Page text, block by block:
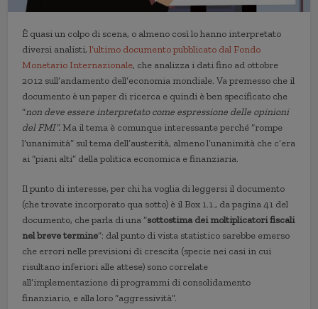
È quasi un colpo di scena, o almeno così lo hanno interpretato
diversi analisti,l’ultimo documento pubblicato dal Fondo
Monetario Internazionale, che analizza i dati fino ad ottobre
2012 sull’andamento dell’economia mondiale. Va premesso che il
documento è un paper di ricerca e quindi è ben specificato che
“non deve essere interpretato come espressione delle opinioni
del FMI”. Ma il tema è comunque interessante perché “rompe
l’unanimità” sul tema dell’austerità, almeno l’unanimità che c’era
ai “piani alti” della politica economica e finanziaria.
Il punto di interesse, per chi ha voglia di leggersi il documento
(che trovate incorporato qua sotto) è il Box 1.1., da pagina 41 del
documento, che parla di una “sottostima dei moltiplicatori fiscali
nel breve termine”: dal punto di vista statistico sarebbe emerso
che errori nelle previsioni di crescita (specie nei casi in cui
risultano inferiori alle attese) sono correlate
all’implementazione di programmi di consolidamento
finanziario, e alla loro “aggressività”.